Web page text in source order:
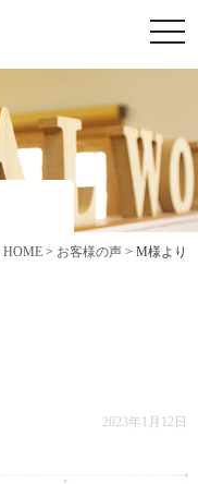
HOME > お客様の声 > M様より
2023年1月12日